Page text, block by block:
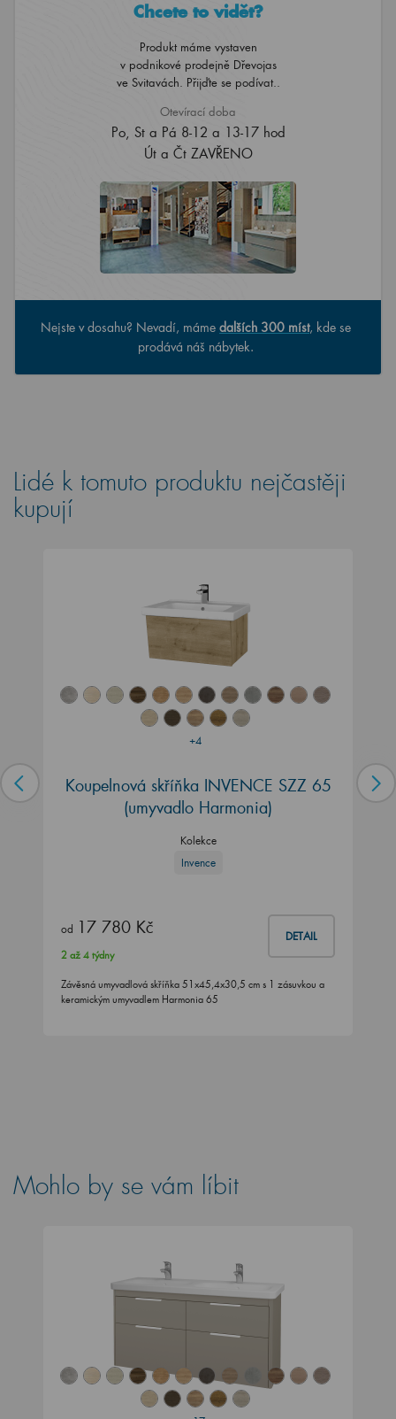
Chcete to vidět?
Produkt máme vystaven
v podnikové prodejně Dřevojas
ve Svitavách. Přijďte se podívat..
Otevírací doba
Po, St a Pá 8-12 a 13-17 hod
Út a Čt ZAVŘENO
Nejste v dosahu? Nevadí, máme dalších 300 míst, kde se
prodává náš nábytek.
Lidé k tomuto produktu nejčastěji
kupují
+4
Koupelnová skříňka INVENCE SZZ 65
(umyvadlo Harmonia)
Kolekce
Invence
od 17 780 Kč DETAIL
2 až 4 týdny
Závěsná umyvadlová skříňka 51x45,4x30,5 cm s 1 zásuvkou a
keramickým umyvadlem Harmonia 65
Mohlo by se vám líbit